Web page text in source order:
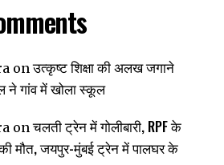
onउत्कृष्ट शिक्षा की अलख जगाने
ने गांव में खोला स्कूल
onचलती ट्रेन में गोलीबारी, RPF के
मौत, जयपुर-मुंबई ट्रेन में पालघर के